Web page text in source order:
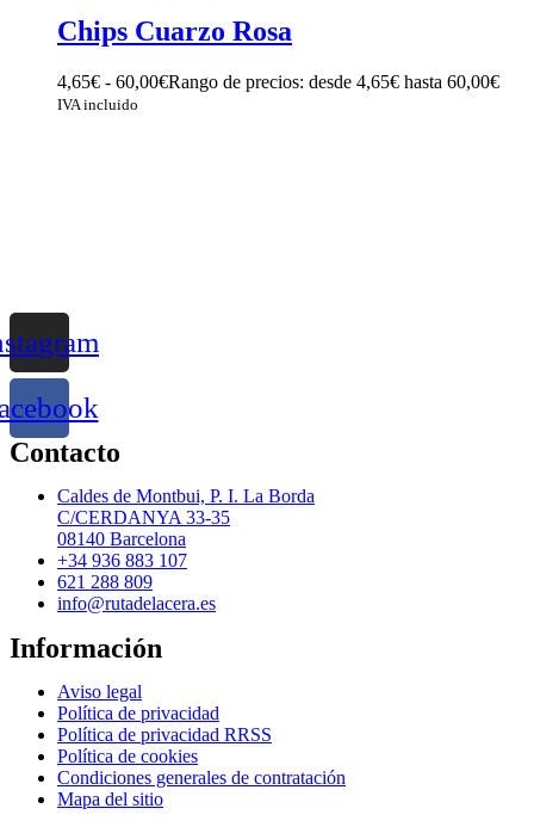
Chips Cuarzo Rosa
4,65€ - 60,00€Rango de precios: desde 4,65€ hasta 60,00€
IVA incluido
Contacto
Caldes de Montbui, P. I. La Borda
C/CERDANYA 33-35
08140 Barcelona
+34 936 883 107
621 288 809
info@rutadelacera.es
Información
Aviso legal
Política de privacidad
Política de privacidad RRSS
Política de cookies
Condiciones generales de contratación
Mapa del sitio